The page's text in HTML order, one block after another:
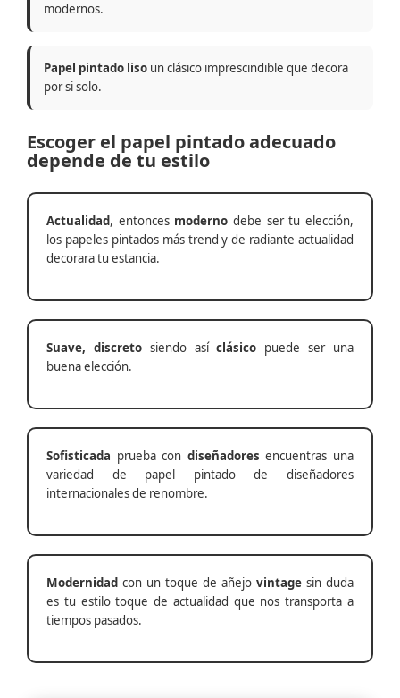
modernos.
Papel pintado liso un clásico imprescindible que decora
por si solo.
Escoger el papel pintado adecuado
depende de tu estilo
Actualidad, entonces moderno debe ser tu elección,
los papeles pintados más trend y de radiante actualidad
decorara tu estancia.
Suave, discretosiendo asíclásico puede ser una
buena elección.
Sofisticada prueba con diseñadores encuentras una
variedad de papel pintado de diseñadores
internacionales de renombre.
Modernidad con un toque de añejo vintage sin duda
es tu estilo toque de actualidad que nos transporta a
tiempos pasados.